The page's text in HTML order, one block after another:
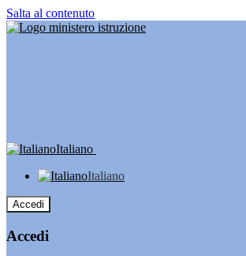
Salta al contenuto
Italiano
Italiano
Accedi
Accedi